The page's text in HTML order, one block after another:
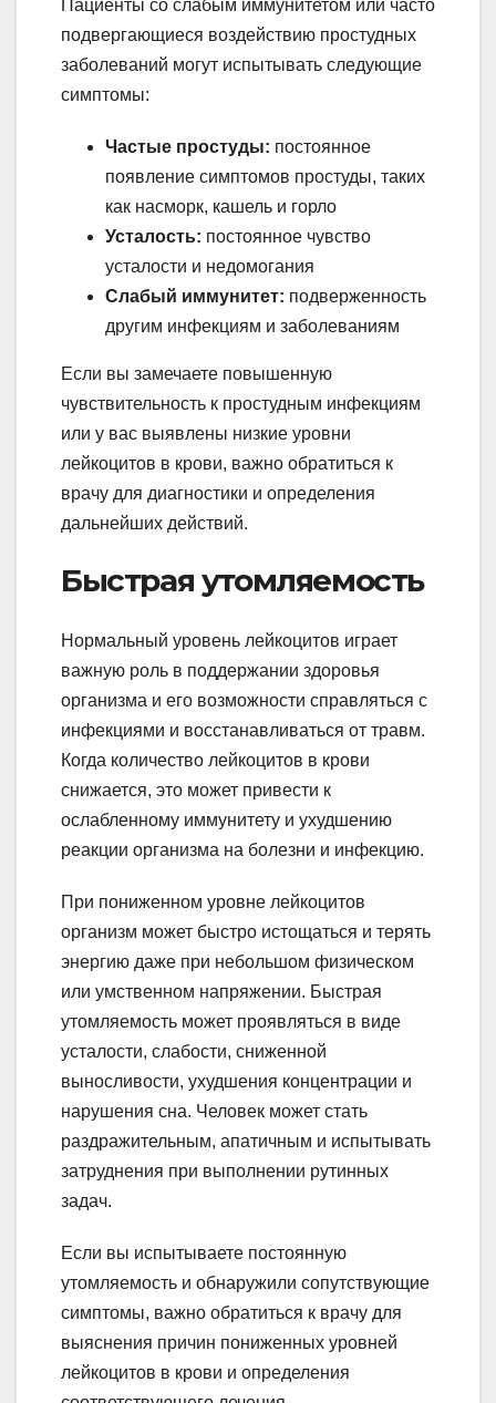
Пациенты со слабым иммунитетом или часто
подвергающиеся воздействию простудных
заболеваний могут испытывать следующие
симптомы:
Частые простуды: постоянное
появление симптомов простуды, таких
как насморк, кашель и горло
Усталость: постоянное чувство
усталости и недомогания
Слабый иммунитет: подверженность
другим инфекциям и заболеваниям
Если вы замечаете повышенную
чувствительность к простудным инфекциям
или у вас выявлены низкие уровни
лейкоцитов в крови, важно обратиться к
врачу для диагностики и определения
дальнейших действий.
Быстрая утомляемость
Нормальный уровень лейкоцитов играет
важную роль в поддержании здоровья
организма и его возможности справляться с
инфекциями и восстанавливаться от травм.
Когда количество лейкоцитов в крови
снижается, это может привести к
ослабленному иммунитету и ухудшению
реакции организма на болезни и инфекцию.
При пониженном уровне лейкоцитов
организм может быстро истощаться и терять
энергию даже при небольшом физическом
или умственном напряжении. Быстрая
утомляемость может проявляться в виде
усталости, слабости, сниженной
выносливости, ухудшения концентрации и
нарушения сна. Человек может стать
раздражительным, апатичным и испытывать
затруднения при выполнении рутинных
задач.
Если вы испытываете постоянную
утомляемость и обнаружили сопутствующие
симптомы, важно обратиться к врачу для
выяснения причин пониженных уровней
лейкоцитов в крови и определения